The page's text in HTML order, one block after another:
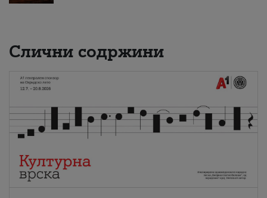
Слични содржини